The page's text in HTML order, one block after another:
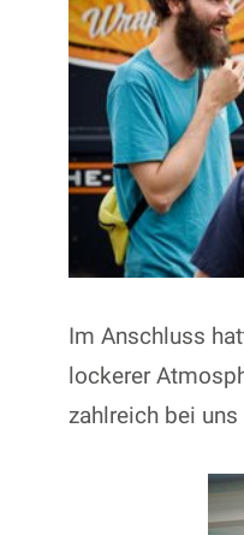
Im Anschluss
lockerer
zahlreich bei uns